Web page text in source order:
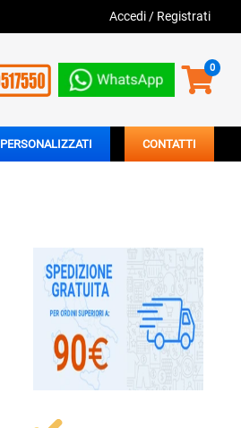
Accedi / Registrati
0
Sei un'azienda? ORDINI PERSONALIZZATI CONTATTI